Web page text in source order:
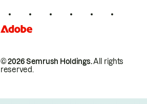
© 2026 Semrush Holdings.All rights
reserved.